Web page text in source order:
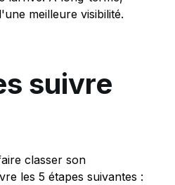
meilleure visibilité.
suivre
classer son
les 5 étapes suivantes :